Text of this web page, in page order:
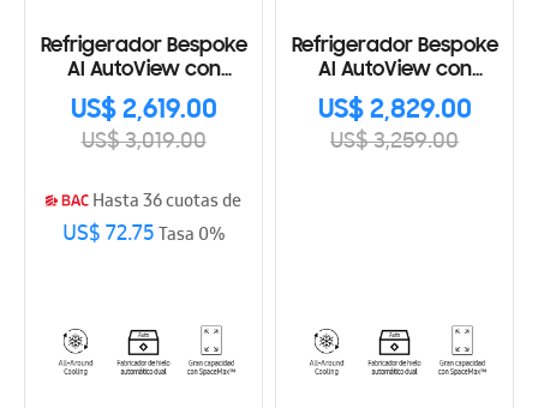
Refrigerador Bespoke
AI AutoView con
dispensador de agua
interno 29' pies cúbicos
US$ 2,619.00
US$ 3,019.00
Hasta 36 cuotas de
US$ 72.75Tasa 0%
Refrigerador Bespoke
AI AutoView con
dispensador de agua
externo 29' pies
cúbicos
US$ 2,829.00
US$ 3,259.00